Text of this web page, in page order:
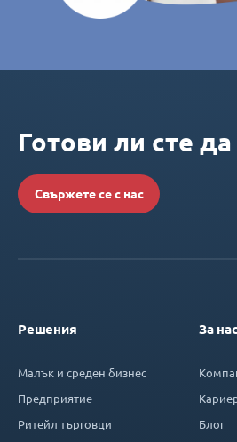
Готови ли сте да
Свържете се с нас
Решения
Малък и среден бизнес
Предприятие
Ритейл търговци
За нас
Блог